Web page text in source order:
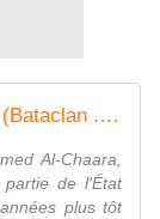
10 ans après les massacres de Paris (Bataclan ...),tapis rouge à l&rsquo;Elysée pour un des idéologues à l&rsquo;origine de la boucherie
Al-Chaara,
partie de l'État
plus tôt